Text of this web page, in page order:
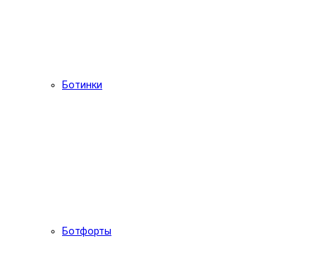
Ботинки
Ботфорты